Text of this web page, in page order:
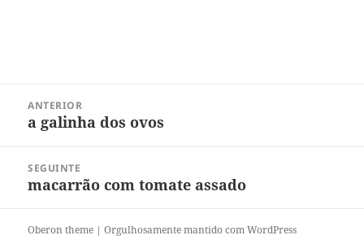
ANTERIOR
Post
a galinha dos ovos
SEGUINTE
Próximo
macarrão com tomate assado
Oberon theme |Orgulhosamente mantido com WordPress